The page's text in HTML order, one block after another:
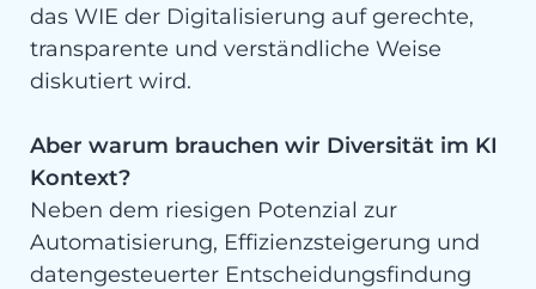
das WIE der Digitalisierung auf gerechte,
transparente und verständliche Weise
diskutiert wird.
Aber warum brauchen wir Diversität im KI
Kontext?
Neben dem riesigen Potenzial zur
Automatisierung, Effizienz­steigerung und
datengesteuerter Entscheidungsfindung